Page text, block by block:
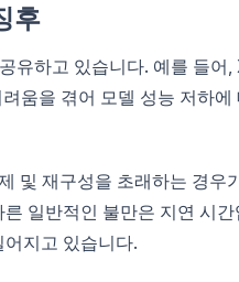
후
유하고 있습니다. 예를 들어,
움을 겪어 모델 성능 저하에
및 재구성을 초래하는 경우
일반적인 불만은 지연 시간
지고 있습니다.